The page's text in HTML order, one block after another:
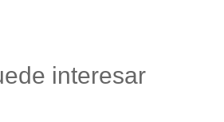
interesar